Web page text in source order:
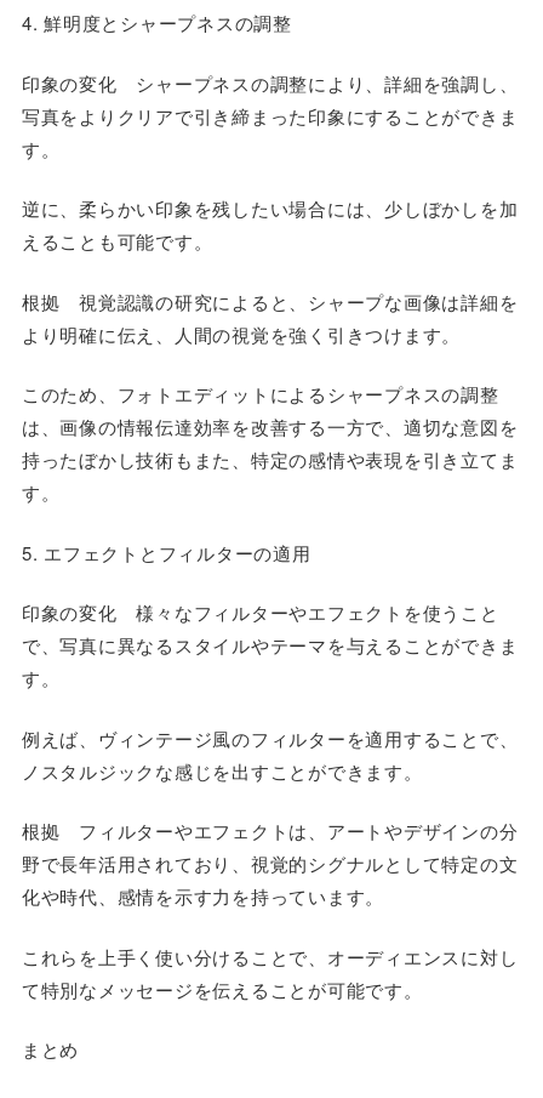
4. 鮮明度とシャープネスの調整
印象の変化 シャープネスの調整により、詳細を強調し、
写真をよりクリアで引き締まった印象にすることができま
す。
逆に、柔らかい印象を残したい場合には、少しぼかしを加
えることも可能です。
根拠 視覚認識の研究によると、シャープな画像は詳細を
より明確に伝え、人間の視覚を強く引きつけます。
このため、フォトエディットによるシャープネスの調整
は、画像の情報伝達効率を改善する一方で、適切な意図を
持ったぼかし技術もまた、特定の感情や表現を引き立てま
す。
5. エフェクトとフィルターの適用
印象の変化 様々なフィルターやエフェクトを使うこと
で、写真に異なるスタイルやテーマを与えることができま
す。
例えば、ヴィンテージ風のフィルターを適用することで、
ノスタルジックな感じを出すことができます。
根拠 フィルターやエフェクトは、アートやデザインの分
野で長年活用されており、視覚的シグナルとして特定の文
化や時代、感情を示す力を持っています。
これらを上手く使い分けることで、オーディエンスに対し
て特別なメッセージを伝えることが可能です。
まとめ